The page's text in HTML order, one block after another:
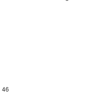
OUT OF STOCK
46